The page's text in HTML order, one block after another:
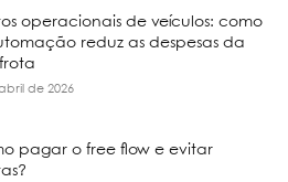
operacionais de veículos: como
reduz as despesas da
de 2026
pagar o free flow e evitar